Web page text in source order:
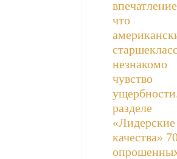
что
незнакомо
чувство
разделе
«Лидерские
качества»